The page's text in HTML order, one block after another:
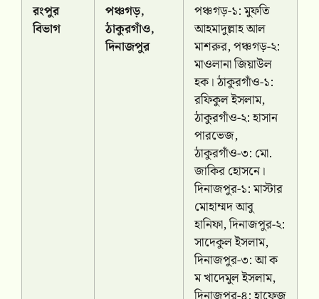
রংপুর
বিভাগ
পঞ্চগড়,
ঠাকুরগাঁও,
দিনাজপুর
পঞ্চগড়-১: মুফতি
আহমাদুল্লাহ আল
মাশরুর, পঞ্চগড়-২:
মাওলানা জিয়াউল
হক। ঠাকুরগাঁও-১:
রফিকুল ইসলাম,
ঠাকুরগাঁও-২: হাসান
পারভেজ,
ঠাকুরগাঁও-৩: মো.
জাকির হোসনে।
দিনাজপুর-১: মাস্টার
মোহাম্মদ আবু
হানিফা, দিনাজপুর-২:
সাদেকুল ইসলাম,
দিনাজপুর-৩: আ ক
ম খাদেমুল ইসলাম,